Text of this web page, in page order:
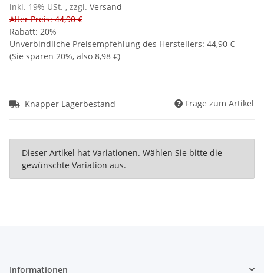
inkl. 19% USt. , zzgl. Versand
Alter Preis: 44,90 €
Rabatt: 20%
Unverbindliche Preisempfehlung des Herstellers: 44,90 €
(Sie sparen 20%, also 8,98 €)
Knapper Lagerbestand Frage zum Artikel
x
Dieser Artikel hat Variationen. Wählen Sie bitte die
gewünschte Variation aus.
Informationen